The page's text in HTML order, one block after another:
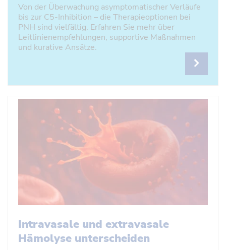
Von der Überwachung asymptomatischer Verläufe
bis zur C5-Inhibition – die Therapieoptionen bei
PNH sind vielfältig. Erfahren Sie mehr über
Leitlinienempfehlungen, supportive Maßnahmen
und kurative Ansätze.
Intravasale und extravasale
Hämolyse unterscheiden